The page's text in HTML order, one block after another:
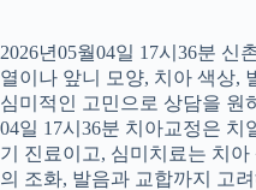
2026년05월04일 17시36분 신
열이나 앞니 모양, 치아 색상,
심미적인 고민으로 상담을 원
04일 17시36분 치아교정은
기 진료이고, 심미치료는 치
의 조화, 발음과 교합까지 고